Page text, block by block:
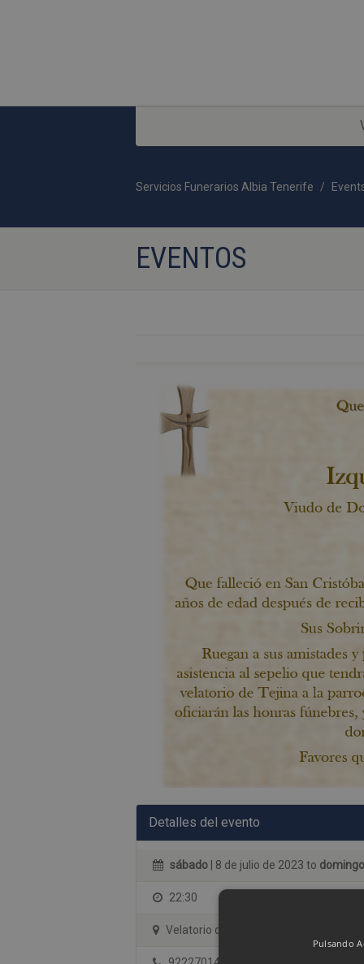
Servicios Funerarios Albia Tenerife
EVENTOS
Detalles del evento
sábado | 8 de julio de 2023 to domingo
22:30
Velatorio de Tejina
Pulsando